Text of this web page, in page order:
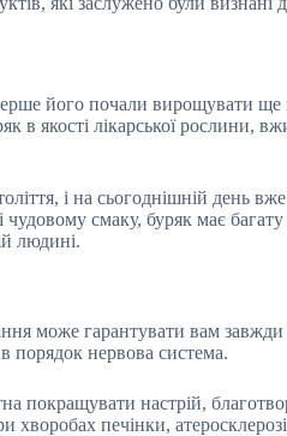
його почали вирощувати
якості лікарської рослини,
і на сьогоднішній день вже
смаку, буряк має
людині.
може гарантувати вам
порядок нервова система.
настрій,
печінки, атеросклерозі,